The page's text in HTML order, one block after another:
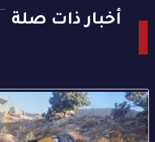
أخبار ذات صلة